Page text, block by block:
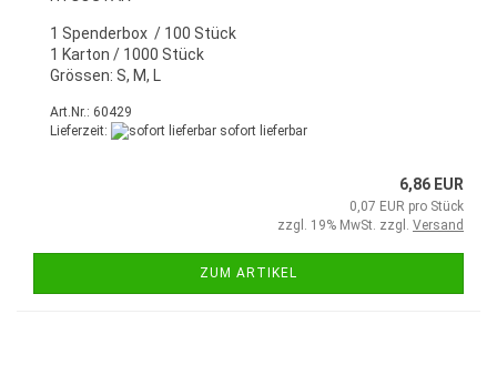
1 Spenderbox / 100 Stück
1 Karton / 1000 Stück
Grössen: S, M, L
Art.Nr.: 60429
Lieferzeit:
sofort lieferbar
6,86 EUR
0,07 EUR pro Stück
zzgl. 19% MwSt. zzgl. Versand
ZUM ARTIKEL